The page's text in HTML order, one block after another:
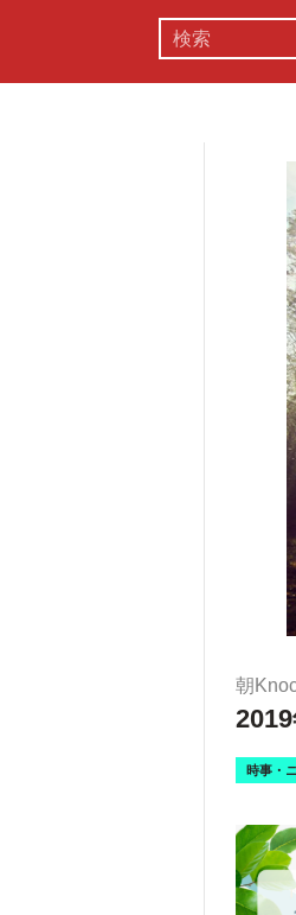
朝
時事・